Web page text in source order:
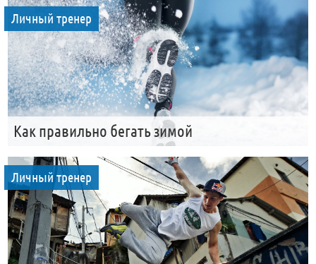
Личный тренер
Как правильно бегать зимой
Личный тренер